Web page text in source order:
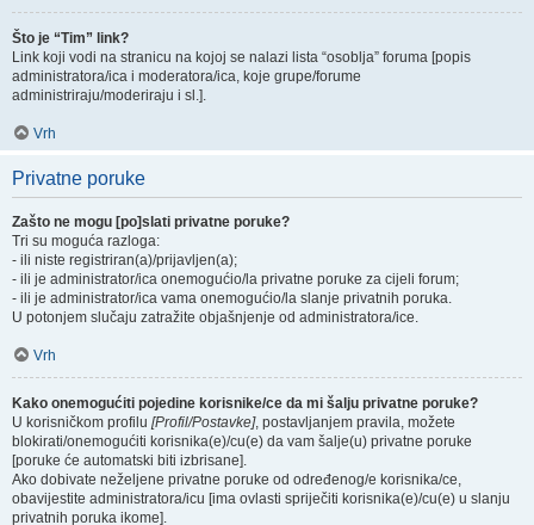
Što je “Tim” link?
Link koji vodi na stranicu na kojoj se nalazi lista “osoblja” foruma [popis
administratora/ica i moderatora/ica, koje grupe/forume
administriraju/moderiraju i sl.].
Vrh
Privatne poruke
Zašto ne mogu [po]slati privatne poruke?
Tri su moguća razloga:
- ili niste registriran(a)/prijavljen(a);
- ili je administrator/ica onemogućio/la privatne poruke za cijeli forum;
- ili je administrator/ica vama onemogućio/la slanje privatnih poruka.
U potonjem slučaju zatražite objašnjenje od administratora/ice.
Vrh
Kako onemogućiti pojedine korisnike/ce da mi šalju privatne poruke?
U korisničkom profilu [Profil/Postavke], postavljanjem pravila, možete
blokirati/onemogućiti korisnika(e)/cu(e) da vam šalje(u) privatne poruke
[poruke će automatski biti izbrisane].
Ako dobivate neželjene privatne poruke od određenog/e korisnika/ce,
obavijestite administratora/icu [ima ovlasti spriječiti korisnika(e)/cu(e) u slanju
privatnih poruka ikome].